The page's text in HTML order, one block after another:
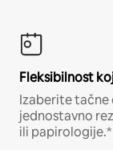
Fleksibilnost
Izaberite tačne
jednostavno
ili papirologije.*